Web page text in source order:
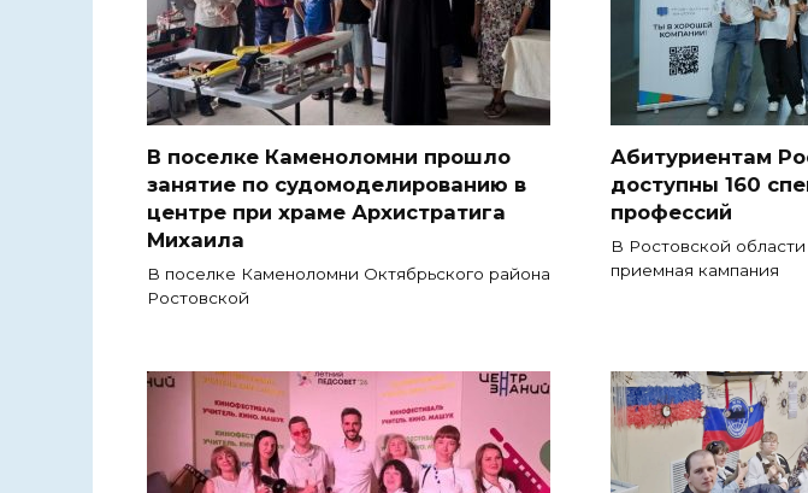
В поселке Каменоломни прошло
занятие по судомоделированию в
центре при храме Архистратига
Михаила
В поселке Каменоломни Октябрьского района
Ростовской
Абитуриентам
доступны 160
профессий
В Ростовской
приемная кампания